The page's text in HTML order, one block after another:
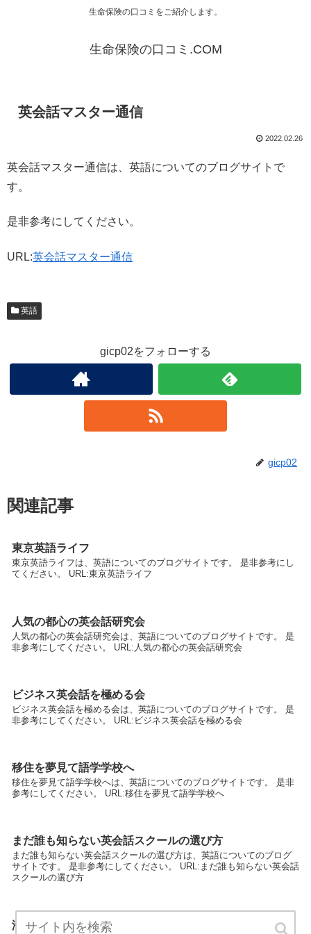
生命保険の口コミをご紹介します。
生命保険の口コミ.COM
英会話マスター通信
2022.02.26
英会話マスター通信は、英語についてのブログサイトで
す。
是非参考にしてください。
URL:英会話マスター通信
英語
gicp02をフォローする
gicp02
関連記事
東京英語ライフ
東京英語ライフは、英語についてのブログサイトです。 是非参考にし
てください。 URL:東京英語ライフ
人気の都心の英会話研究会
人気の都心の英会話研究会は、英語についてのブログサイトです。 是
非参考にしてください。 URL:人気の都心の英会話研究会
ビジネス英会話を極める会
ビジネス英会話を極める会は、英語についてのブログサイトです。 是
非参考にしてください。 URL:ビジネス英会話を極める会
移住を夢見て語学学校へ
移住を夢見て語学学校へは、英語についてのブログサイトです。 是非
参考にしてください。 URL:移住を夢見て語学学校へ
まだ誰も知らない英会話スクールの選び方
まだ誰も知らない英会話スクールの選び方は、英語についてのブログ
サイトです。 是非参考にしてください。 URL:まだ誰も知らない英会話
スクールの選び方
海外就職推進協議会